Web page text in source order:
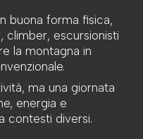
buona forma fisica,
climber, escursionisti
la montagna in
ma una giornata
energia e
contesti diversi.